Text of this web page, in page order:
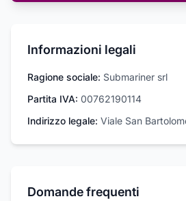
Informazioni legali
Ragione sociale: Submariner srl
Partita IVA: 00762190114
Indirizzo legale: Viale San
Domande frequenti